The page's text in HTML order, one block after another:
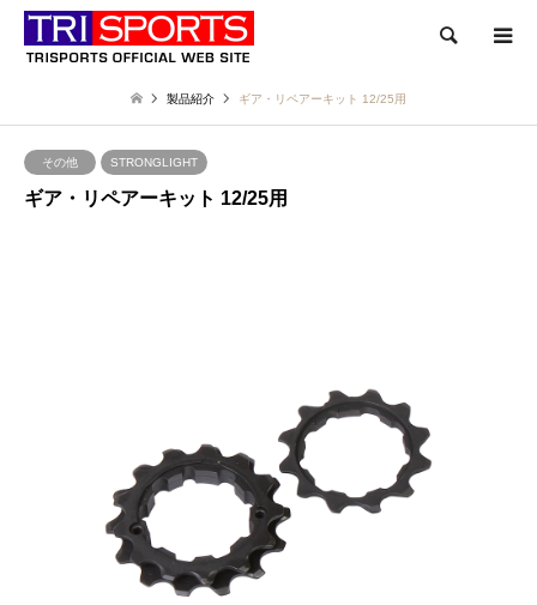
検索
製品紹介 ギア・リペアーキット 12/25用
その他 STRONGLIGHT
ギア・リペアーキット 12/25用